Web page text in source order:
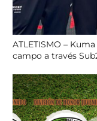
ATLETISMO –
campo a través